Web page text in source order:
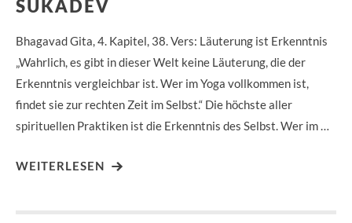
SUKADEV
Bhagavad Gita, 4. Kapitel, 38. Vers: Läuterung ist Erkenntnis
„Wahrlich, es gibt in dieser Welt keine Läuterung, die der
Erkenntnis vergleichbar ist. Wer im Yoga vollkommen ist,
findet sie zur rechten Zeit im Selbst.“ Die höchste aller
spirituellen Praktiken ist die Erkenntnis des Selbst. Wer im …
WEITERLESEN